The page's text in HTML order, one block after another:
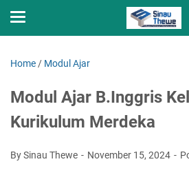
Home / Modul Ajar
Modul Ajar B.Inggris
Kurikulum Merdeka
By Sinau Thewe November 15, 2024